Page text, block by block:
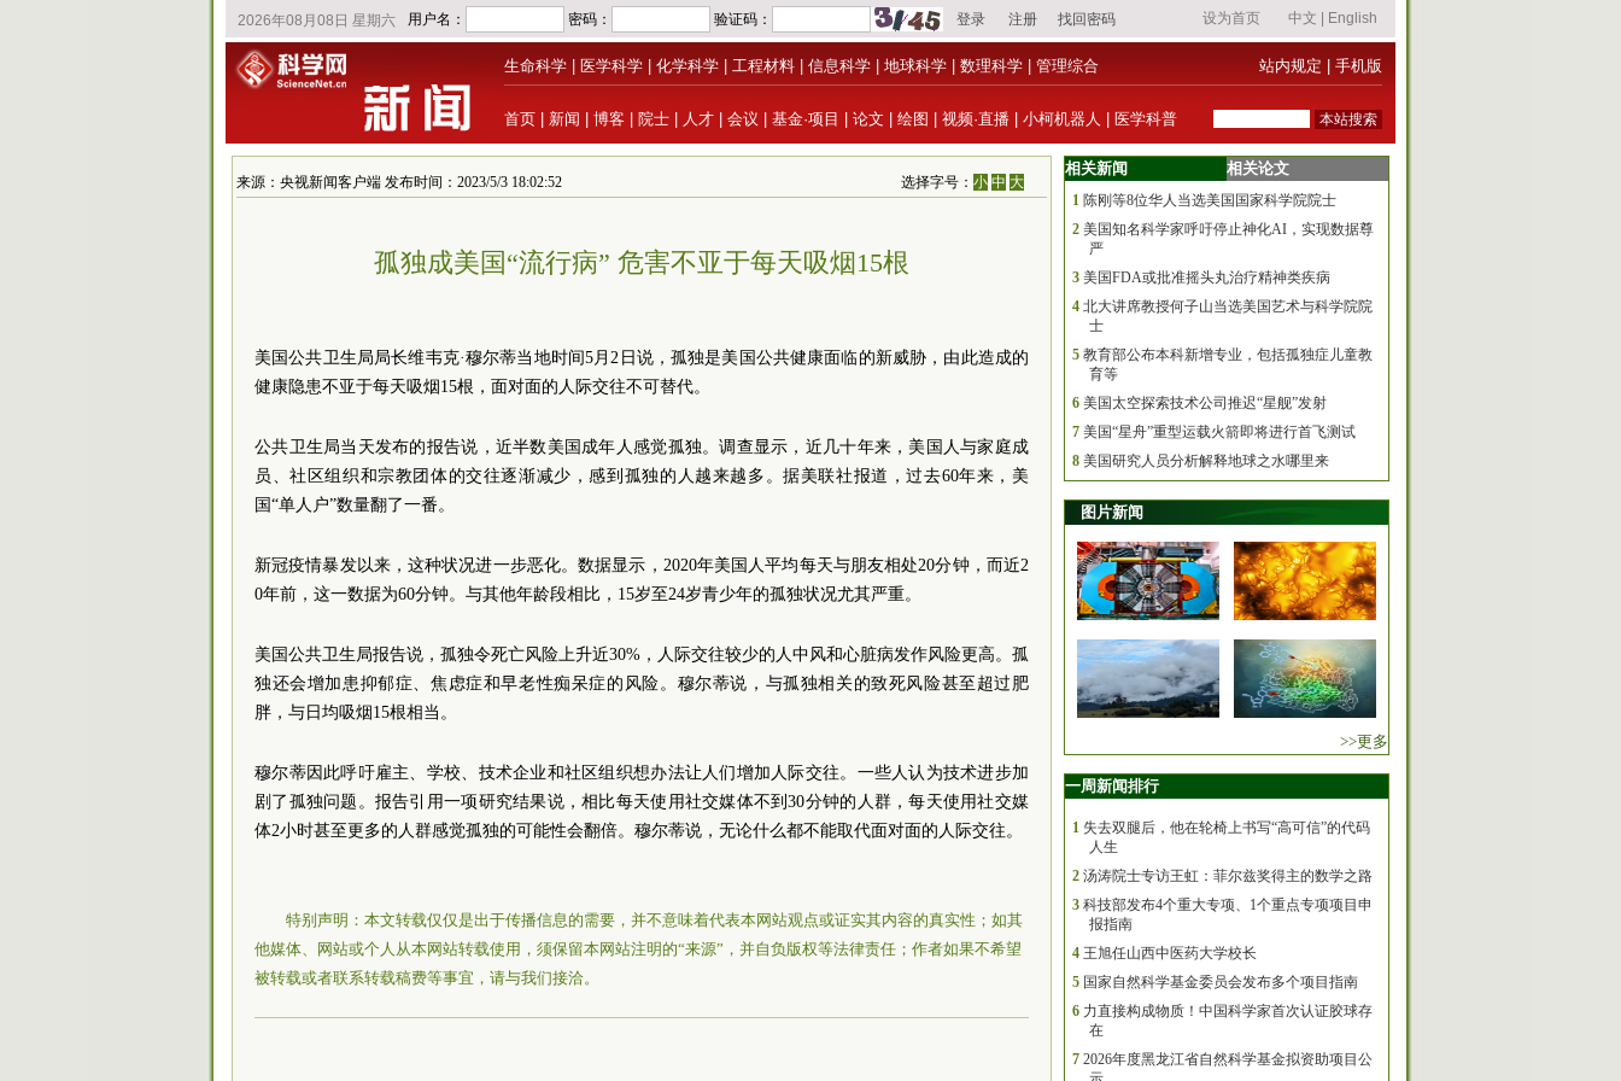
生命科学 医学科学 化学科学 工程材料 信息科学 地球科学 数理科学 管理综合 站内规定 手机版
首页 新闻 博客 院士 人才 会议 基金·项目 论文 绘图 视频·直播 小柯机器人 医学科普
来源：央视新闻客户端 发布时间：2023/5/3 18:02:52 选择字号：小 中 大
孤独成美国“流行病” 危害不亚于每天吸烟15根
美国公共卫生局局长维韦克·穆尔蒂当地时间5月2日说，孤独是美国公共健康面临的新威胁，由此造成的
健康隐患不亚于每天吸烟15根，面对面的人际交往不可替代。
公共卫生局当天发布的报告说，近半数美国成年人感觉孤独。调查显示，近几十年来，美国人与家庭成
员、社区组织和宗教团体的交往逐渐减少，感到孤独的人越来越多。据美联社报道，过去60年来，美
国“单人户”数量翻了一番。
新冠疫情暴发以来，这种状况进一步恶化。数据显示，2020年美国人平均每天与朋友相处20分钟，而近2
0年前，这一数据为60分钟。与其他年龄段相比，15岁至24岁青少年的孤独状况尤其严重。
美国公共卫生局报告说，孤独令死亡风险上升近30%，人际交往较少的人中风和心脏病发作风险更高。孤
独还会增加患抑郁症、焦虑症和早老性痴呆症的风险。穆尔蒂说，与孤独相关的致死风险甚至超过肥
胖，与日均吸烟15根相当。
穆尔蒂因此呼吁雇主、学校、技术企业和社区组织想办法让人们增加人际交往。一些人认为技术进步加
剧了孤独问题。报告引用一项研究结果说，相比每天使用社交媒体不到30分钟的人群，每天使用社交媒
体2小时甚至更多的人群感觉孤独的可能性会翻倍。穆尔蒂说，无论什么都不能取代面对面的人际交往。
特别声明：本文转载仅仅是出于传播信息的需要，并不意味着代表本网站观点或证实其内容的真实性；如其
他媒体、网站或个人从本网站转载使用，须保留本网站注明的“来源”，并自负版权等法律责任；作者如果不希望
被转载或者联系转载稿费等事宜，请与我们接洽。
相关新闻 相关论文
1 陈刚等8位华人当选美国国家科学院院士
2 美国知名科学家呼吁停止神化AI，实现数据尊
严
3 美国FDA或批准摇头丸治疗精神类疾病
4 北大讲席教授何子山当选美国艺术与科学院院
士
5 教育部公布本科新增专业，包括孤独症儿童教
育等
6 美国太空探索技术公司推迟“星舰”发射
7 美国“星舟”重型运载火箭即将进行首飞测试
8 美国研究人员分析解释地球之水哪里来
图片新闻
>>更多
一周新闻排行
1 失去双腿后，他在轮椅上书写“高可信”的代码
人生
2 汤涛院士专访王虹：菲尔兹奖得主的数学之路
3 科技部发布4个重大专项、1个重点专项项目申
报指南
4 王旭任山西中医药大学校长
5 国家自然科学基金委员会发布多个项目指南
6 力直接构成物质！中国科学家首次认证胶球存
在
7 2026年度黑龙江省自然科学基金拟资助项目公